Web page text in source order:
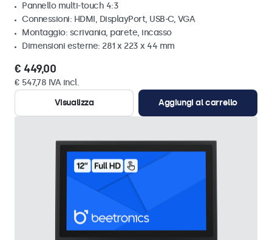
Pannello multi-touch 4:3
Connessioni: HDMI, DisplayPort, USB-C, VGA
Montaggio: scrivania, parete, incasso
Dimensioni esterne: 281 x 223 x 44 mm
€ 449,00
€ 547,78 IVA incl.
Visualizza
Aggiungi al carrello